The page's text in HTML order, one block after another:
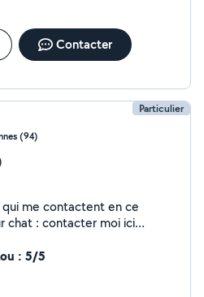
Contacter
Particulier
(94)
qui me contactent en ce
chat : contacter moi ici
car j'ai dépassé les 4
limitrophe de Paris. Je
: 5/5